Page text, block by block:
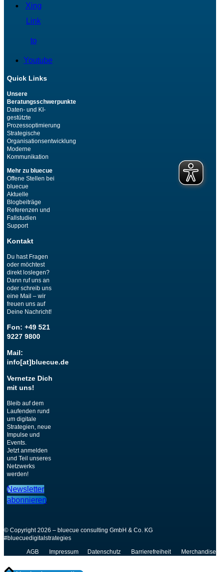
Xing
Link
to
Youtube
Quick Links
Unsere
Beratungsschwerpunkte
Daten- und KI-
gestützte
Prozessoptimierung
Strategische
Organisationsentwicklung
Moderne
Kommunikation
Mehr zu bluecue
Offene Stellen bei
bluecue
Aktuelle
Blogbeiträge
Referenzen und
Fallstudien
Support
Kontakt
Du hast Fragen
oder möchtest
direkt loslegen?
Dann ruf uns an
oder schreib uns
eine Mail – wir
freuen uns auf
Deine Nachricht!
Fon: +49 521
9227 9800
Mail:
info[at]bluecue.de
Vernetze Dich
mit uns!
Bleib auf dem
Laufenden rund
um digitale
Strategien, neue
Impulse und
Events.
Jetzt anmelden
und Teil unseres
Netzwerks
werden!
Newsletter
abonnieren
© Copyright 2026 – bluecue consulting GmbH & Co. KG
#bluecuedigitalstrategies
AGB
Impressum Datenschutz Barrierefreiheit Merchandise